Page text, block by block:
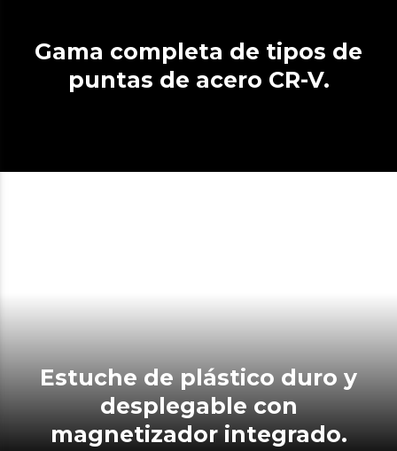
Gama completa de tipos de
puntas de acero CR-V.
Estuche de plástico duro y
desplegable con
magnetizador integrado.